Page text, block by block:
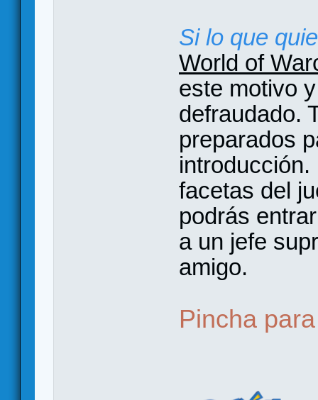
Si lo que
World of
este motivo
defraudado.
preparados
facetas del
podrás
a un jefe
amigo.
Pincha